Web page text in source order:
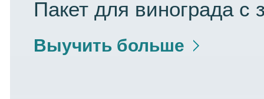
Пакет для винограда с
Выучить больше